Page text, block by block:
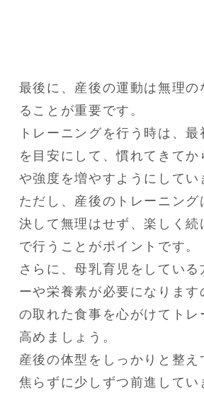
最後に、産後の運動は無理の
ることが重要です。
トレーニングを行う時は、
を目安にして、慣れてきてか
や強度を増やすようにしてい
ただし、産後のトレーニング
決して無理はせず、楽しく続
で行うことがポイントです。
さらに、母乳育児をしている
ーや栄養素が必要になります
の取れた食事を心がけてトレ
高めましょう。
産後の体型をしっかりと整え
焦らずに少しずつ前進してい